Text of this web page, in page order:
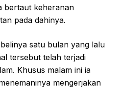
bertaut keheranan
pada dahinya.
satu bulan yang lalu
tersebut telah terjadi
Khusus malam ini ia
mengerjakan